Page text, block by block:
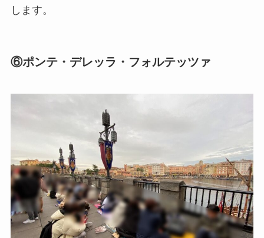
します。
⑥ポンテ・デレッラ・フォルテッツァ